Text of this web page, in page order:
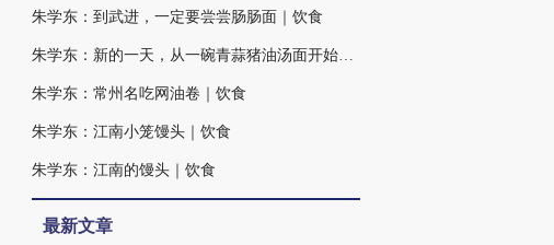
朱学东：到武进，一定要尝尝肠肠面｜饮食
朱学东：新的一天，从一碗青蒜猪油汤面开始｜饮食
朱学东：常州名吃网油卷｜饮食
朱学东：江南小笼馒头｜饮食
朱学东：江南的馒头｜饮食
最新文章